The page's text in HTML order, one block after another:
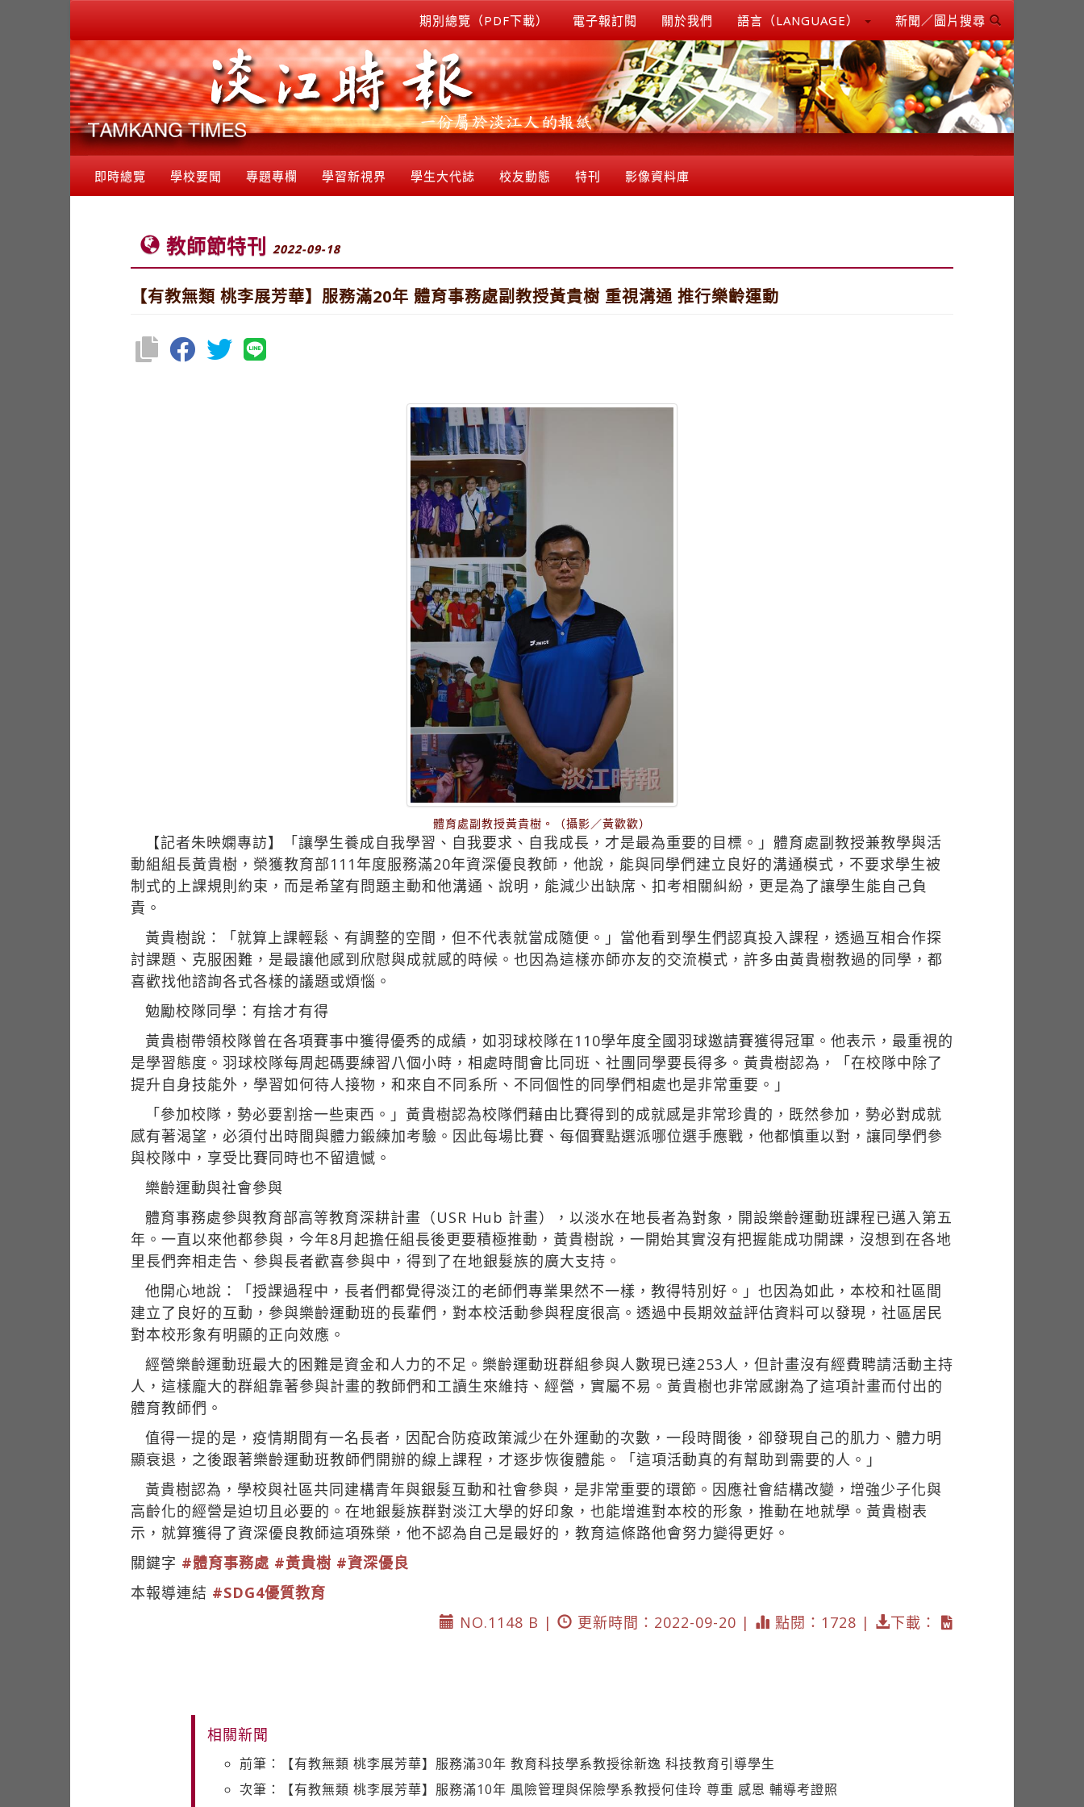
期別總覽（PDF下載） 電子報訂閱 關於我們 語言（LANGUAGE） 新聞／圖片搜尋
即時總覽 學校要聞 專題專欄 學習新視界 學生大代誌 校友動態 特刊 影像資料庫
教師節特刊 2022-09-18
【有教無類 桃李展芳華】服務滿20年 體育事務處副教授黃貴樹 重視溝通 推行樂齡運動
體育處副教授黃貴樹。（攝影／黃歡歡）
【記者朱映嫻專訪】「讓學生養成自我學習、自我要求、自我成長，才是最為重要的目標。」體育處副教授兼教學與活
動組組長黃貴樹，榮獲教育部111年度服務滿20年資深優良教師，他說，能與同學們建立良好的溝通模式，不要求學生被
制式的上課規則約束，而是希望有問題主動和他溝通、說明，能減少出缺席、扣考相關糾紛，更是為了讓學生能自己負
責。
黃貴樹說：「就算上課輕鬆、有調整的空間，但不代表就當成隨便。」當他看到學生們認真投入課程，透過互相合作探
討課題、克服困難，是最讓他感到欣慰與成就感的時候。也因為這樣亦師亦友的交流模式，許多由黃貴樹教過的同學，都
喜歡找他諮詢各式各樣的議題或煩惱。
勉勵校隊同學：有捨才有得
黃貴樹帶領校隊曾在各項賽事中獲得優秀的成績，如羽球校隊在110學年度全國羽球邀請賽獲得冠軍。他表示，最重視的
是學習態度。羽球校隊每周起碼要練習八個小時，相處時間會比同班、社團同學要長得多。黃貴樹認為，「在校隊中除了
提升自身技能外，學習如何待人接物，和來自不同系所、不同個性的同學們相處也是非常重要。」
「參加校隊，勢必要割捨一些東西。」黃貴樹認為校隊們藉由比賽得到的成就感是非常珍貴的，既然參加，勢必對成就
感有著渴望，必須付出時間與體力鍛練加考驗。因此每場比賽、每個賽點選派哪位選手應戰，他都慎重以對，讓同學們參
與校隊中，享受比賽同時也不留遺憾。
樂齡運動與社會參與
體育事務處參與教育部高等教育深耕計畫（USR Hub 計畫），以淡水在地長者為對象，開設樂齡運動班課程已邁入第五
年。一直以來他都參與，今年8月起擔任組長後更要積極推動，黃貴樹說，一開始其實沒有把握能成功開課，沒想到在各地
里長們奔相走告、參與長者歡喜參與中，得到了在地銀髮族的廣大支持。
他開心地說：「授課過程中，長者們都覺得淡江的老師們專業果然不一樣，教得特別好。」也因為如此，本校和社區間
建立了良好的互動，參與樂齡運動班的長輩們，對本校活動參與程度很高。透過中長期效益評估資料可以發現，社區居民
對本校形象有明顯的正向效應。
經營樂齡運動班最大的困難是資金和人力的不足。樂齡運動班群組參與人數現已達253人，但計畫沒有經費聘請活動主持
人，這樣龐大的群組靠著參與計畫的教師們和工讀生來維持、經營，實屬不易。黃貴樹也非常感謝為了這項計畫而付出的
體育教師們。
值得一提的是，疫情期間有一名長者，因配合防疫政策減少在外運動的次數，一段時間後，卻發現自己的肌力、體力明
顯衰退，之後跟著樂齡運動班教師們開辦的線上課程，才逐步恢復體能。「這項活動真的有幫助到需要的人。」
黃貴樹認為，學校與社區共同建構青年與銀髮互動和社會參與，是非常重要的環節。因應社會結構改變，增強少子化與
高齡化的經營是迫切且必要的。在地銀髮族群對淡江大學的好印象，也能增進對本校的形象，推動在地就學。黃貴樹表
示，就算獲得了資深優良教師這項殊榮，他不認為自己是最好的，教育這條路他會努力變得更好。
關鍵字 #體育事務處 #黃貴樹 #資深優良
本報導連結 #SDG4優質教育
NO.1148 B |
更新時間：2022-09-20 | 點閱：1728 | 下載：
相關新聞
前筆：【有教無類 桃李展芳華】服務滿30年 教育科技學系教授徐新逸 科技教育引導學生
次筆：【有教無類 桃李展芳華】服務滿10年 風險管理與保險學系教授何佳玲 尊重 感恩 輔導考證照